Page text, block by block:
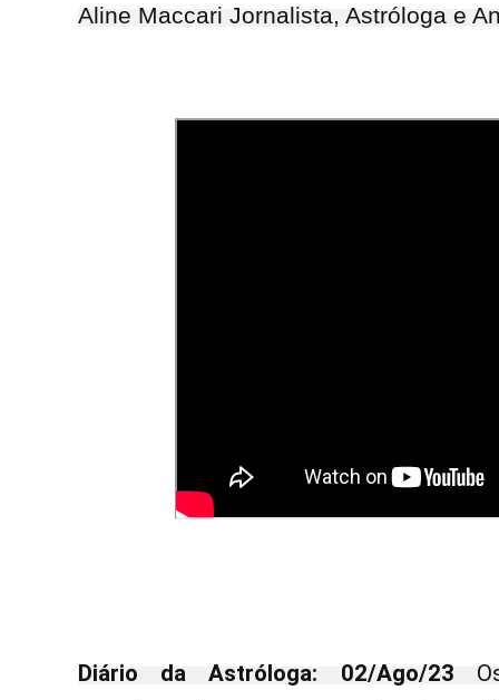
Aline Maccari Jornalista, Astróloga e
Diário da Astróloga: 02/Ago/23